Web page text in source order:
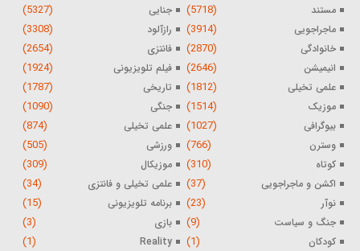
مستند (5718) جنایی (5327)
ماجراجویی (3914) رازآلود (3308)
خانوادگی (2870) فانتزی (2654)
انیمیشن (2646) فیلم تلویزیونی (1924)
علمی تخیلی (1812) تاریخی (1787)
موزیک (1514) جنگی (1090)
بیوگرافی (1027) علمی تخیلی (874)
وسترن (766) ورزشی (505)
کوتاه (310) موزیکال (309)
اکشن و ماجراجویی (37) علمی تخیلی و فانتزی (34)
نوآر (23) برنامه تلویزیونی (15)
جنگ و سیاست (9) بازی (3)
کودکان (1)
Reality
(1)